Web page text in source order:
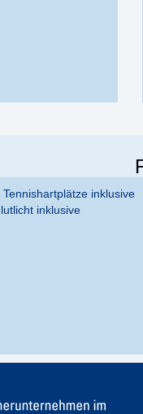
Tennishartplätze inklusive
inklusive